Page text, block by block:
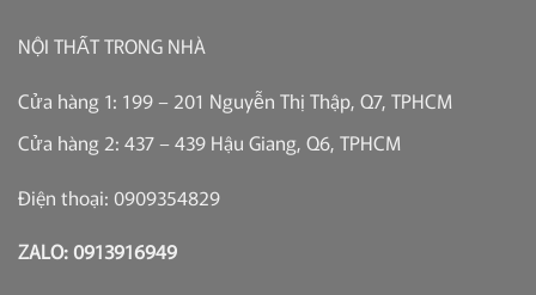
NỘI THẤT TRONG NHÀ
Cửa hàng 1: 199 – 201 Nguyễn Thị Thập, Q7, TPHCM
Cửa hàng 2: 437 – 439 Hậu Giang, Q6, TPHCM
Điện thoại: 0909354829
ZALO: 0913916949